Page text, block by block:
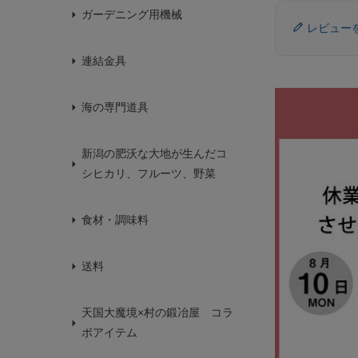
ガーデニング用機械
連結金具
海の専門道具
新潟の肥沃な大地が生んだコ
シヒカリ、フルーツ、野菜
食材・調味料
送料
天国大魔境×村の鍛冶屋 コラ
ボアイテム
レビュー